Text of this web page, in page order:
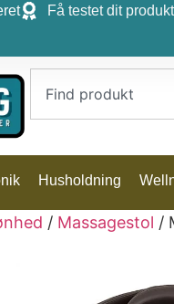
Få testet dit produkt
Husholdning
/ Massagestol /